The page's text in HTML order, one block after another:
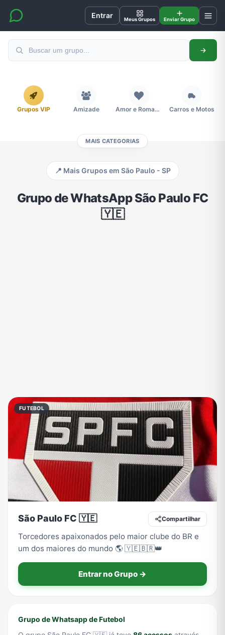
Entrar Meus Grupos Enviar Grupo
Grupos VIP Amizade Amor e Romance Carros e Motos
Divulgação Educação Emagrecimento e Perda de Peso Esportes
Notícias Outros Política Profissões
Receitas Redes Sociais Religião Shitpost
Tecnologia TV Viagem e Turismo
MAIS CATEGORIAS
📍 Mais Grupos em São Paulo - SP
Grupo de WhatsApp São Paulo FC
🇾🇪
FUTEBOL
São Paulo FC 🇾🇪 Compartilhar
Torcedores apaixonados pelo maior clube do BR e
um dos maiores do mundo 🌎 🇾🇪🇧🇷👑
Entrar no Grupo →
Grupo de Whatsapp de Futebol